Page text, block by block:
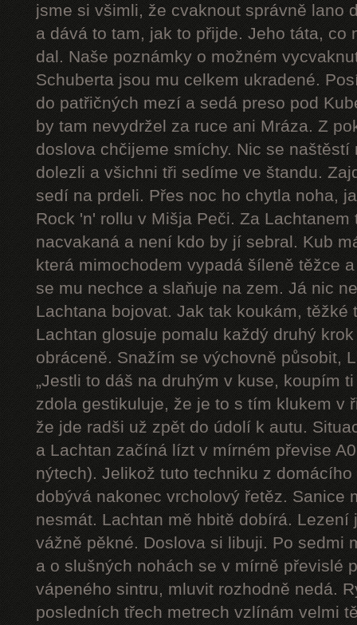
jsme si všimli, že cvaknout správně lano
a dává to tam, jak to přijde. Jeho táta, co
dal. Naše poznámky o možném
Schuberta jsou mu celkem ukradené.
do patřičných mezí a sedá preso pod
by tam nevydržel za ruce ani Mráza. Z
doslova chčijeme smíchy. Nic se naštěstí
dolezli a všichni tři sedíme ve štandu.
sedí na prdeli. Přes noc ho chytla noha,
Rock 'n' rollu v Mišja Peči. Za
nacvakaná a není kdo by jí sebral. Kub
která mimochodem vypadá šíleně těžce
se mu nechce a slaňuje na zem. Já nic
Lachtana bojovat. Jak tak koukám, těžké
Lachtan glosuje pomalu každý druhý
obráceně. Snažím se výchovně působit,
„Jestli to dáš na druhým v kuse, koupím
zdola gestikuluje, že je to s tím klukem v
že jde radši už zpět do údolí k autu.
a Lachtan začíná lízt v mírném převise
nýtech). Jelikož tuto techniku z
dobývá nakonec vrcholový řetěz. Sanice
nesmát. Lachtan mě hbitě dobírá.
vážně pěkné. Doslova si libuji. Po sedmi
a o slušných nohách se v mírně převislé
vápeného sintru, mluvit rozhodně nedá.
posledních třech metrech vzlínám velmi